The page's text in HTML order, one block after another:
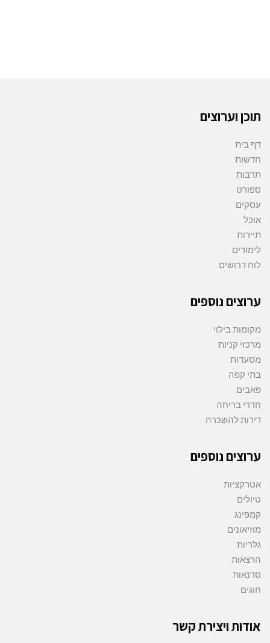
תוכן וערוצים
דף בית
חדשות
תרבות
ספורט
עסקים
אוכל
תיירות
לימודים
לוח דרושים
ערוצים נוספים
מקומות בילוי
מרכזי קניות
מסעדות
בתי קפה
פאבים
חדרי בריחה
דירות להשכרה
ערוצים נוספים
אטרקציות
טיולים
קמפינג
מוזיאונים
גלריות
הרצאות
סדנאות
חוגים
אודות ויצירת קשר